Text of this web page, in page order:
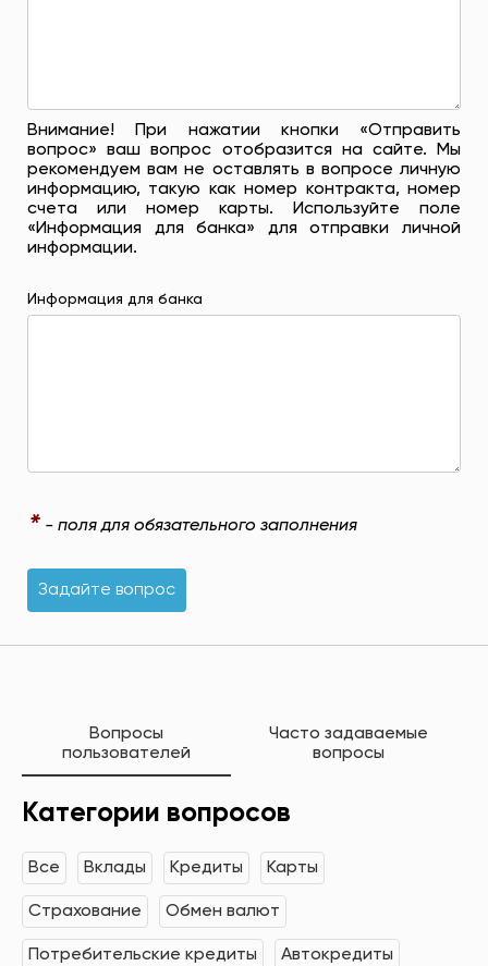
Внимание! При нажатии кнопки «Отправить
вопрос» ваш вопрос отобразится на сайте. Мы
рекомендуем вам не оставлять в вопросе личную
информацию, такую ​​как номер контракта, номер
счета или номер карты. Используйте поле
«Информация для банка» для отправки личной
информации.
Информация для банка
* - поля для обязательного заполнения
Задайте вопрос
Вопросы
пользователей
Часто задаваемые
вопросы
Категории вопросов
Все Вклады Кредиты Карты
Страхование Обмен валют
Потребительские кредиты Автокредиты